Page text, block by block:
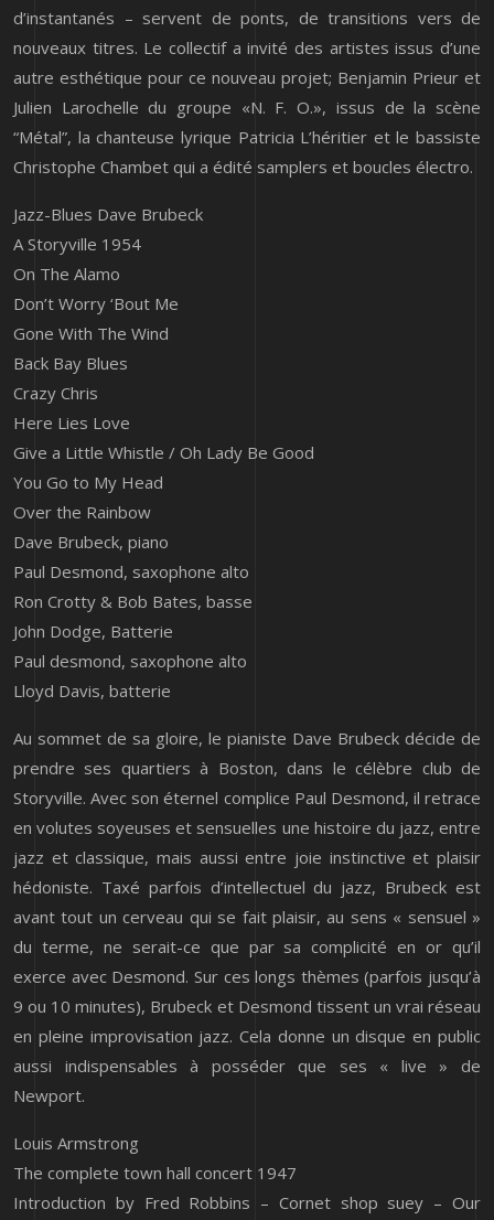
d’instantanés – servent de ponts, de transitions vers de
nouveaux titres. Le collectif a invité des artistes issus d’une
autre esthétique pour ce nouveau projet; Benjamin Prieur et
Julien Larochelle du groupe «N. F. O.», issus de la scène
“Métal”, la chanteuse lyrique Patricia L’héritier et le bassiste
Christophe Chambet qui a édité samplers et boucles électro.
Jazz-Blues Dave Brubeck
A Storyville 1954
On The Alamo
Don’t Worry ‘Bout Me
Gone With The Wind
Back Bay Blues
Crazy Chris
Here Lies Love
Give a Little Whistle / Oh Lady Be Good
You Go to My Head
Over the Rainbow
Dave Brubeck, piano
Paul Desmond, saxophone alto
Ron Crotty & Bob Bates, basse
John Dodge, Batterie
Paul desmond, saxophone alto
Lloyd Davis, batterie
Au sommet de sa gloire, le pianiste Dave Brubeck décide de
prendre ses quartiers à Boston, dans le célèbre club de
Storyville. Avec son éternel complice Paul Desmond, il retrace
en volutes soyeuses et sensuelles une histoire du jazz, entre
jazz et classique, mais aussi entre joie instinctive et plaisir
hédoniste. Taxé parfois d’intellectuel du jazz, Brubeck est
avant tout un cerveau qui se fait plaisir, au sens « sensuel »
du terme, ne serait-ce que par sa complicité en or qu’il
exerce avec Desmond. Sur ces longs thèmes (parfois jusqu’à
9 ou 10 minutes), Brubeck et Desmond tissent un vrai réseau
en pleine improvisation jazz. Cela donne un disque en public
aussi indispensables à posséder que ses « live » de
Newport.
Louis Armstrong
The complete town hall concert 1947
Introduction by Fred Robbins – Cornet shop suey – Our